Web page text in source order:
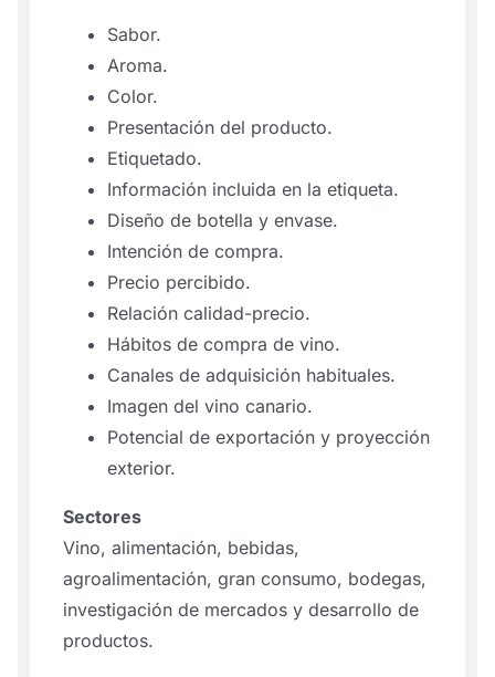
Sabor.
Aroma.
Color.
Presentación del producto.
Etiquetado.
Información incluida en la etiqueta.
Diseño de botella y envase.
Intención de compra.
Precio percibido.
Relación calidad-precio.
Hábitos de compra de vino.
Canales de adquisición habituales.
Imagen del vino canario.
Potencial de exportación y proyección
exterior.
Sectores
Vino, alimentación, bebidas,
agroalimentación, gran consumo, bodegas,
investigación de mercados y desarrollo de
productos.